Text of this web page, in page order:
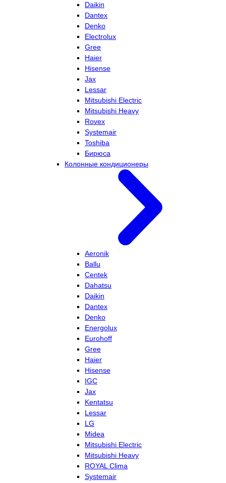
Daikin
Dantex
Denko
Electrolux
Gree
Haier
Hisense
Jax
Lessar
Mitsubishi Electric
Mitsubishi Heavy
Rovex
Systemair
Toshiba
Бирюса
Колонные кондиционеры
Aeronik
Ballu
Centek
Dahatsu
Daikin
Dantex
Denko
Energolux
Eurohoff
Gree
Haier
Hisense
IGC
Jax
Kentatsu
Lessar
LG
Midea
Mitsubishi Electric
Mitsubishi Heavy
ROYAL Clima
Systemair